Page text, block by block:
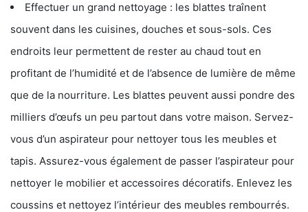
Effectuer un grand nettoyage : les blattes traînent
souvent dans les cuisines, douches et sous-sols. Ces
endroits leur permettent de rester au chaud tout en
profitant de l’humidité et de l’absence de lumière de même
que de la nourriture. Les blattes peuvent aussi pondre des
milliers d’œufs un peu partout dans votre maison. Servez-
vous d’un aspirateur pour nettoyer tous les meubles et
tapis. Assurez-vous également de passer l’aspirateur pour
nettoyer le mobilier et accessoires décoratifs. Enlevez les
coussins et nettoyez l’intérieur des meubles rembourrés.